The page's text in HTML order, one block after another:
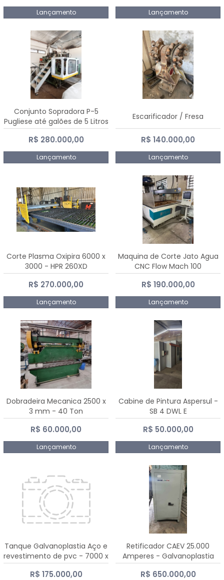
Lançamento Lançamento
Conjunto Sopradora P-5
Pugliese até galões de 5 Litros
R$ 280.000,00
Lançamento
Escarificador / Fresa
R$ 140.000,00
Lançamento
Corte Plasma Oxipira 6000 x
3000 - HPR 260XD
R$ 270.000,00
Lançamento
Maquina de Corte Jato Agua
CNC Flow Mach 100
R$ 190.000,00
Lançamento
Dobradeira Mecanica 2500 x
3 mm - 40 Ton
R$ 60.000,00
Lançamento
Cabine de Pintura Aspersul -
SB 4 DWL E
R$ 50.000,00
Lançamento
Tanque Galvanoplastia Aço e
revestimento de pvc - 7000 x
2200 mm
R$ 175.000,00
Retificador CAEV 25.000
Amperes - Galvanoplastia
R$ 650.000,00